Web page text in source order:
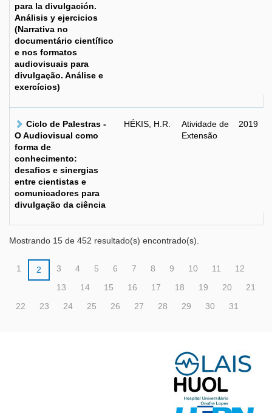
para la divulgación.
Análisis y ejercicios
(Narrativa no
documentário científico
e nos formatos
audiovisuais para
divulgação. Análise e
exercícios)
Ciclo de Palestras -
O Audiovisual como
forma de
conhecimento:
desafios e sinergias
entre cientistas e
comunicadores para
divulgação da ciência
HÉKIS, H.R.
Atividade de
Extensão
2019
Mostrando 15 de 452 resultado(s) encontrado(s).
1 2 3 4 5 6 7 8 9 10 11
12
13
14 15 16 17 18 19 20
21
22
23 24 25 26 27 28 29 30 31